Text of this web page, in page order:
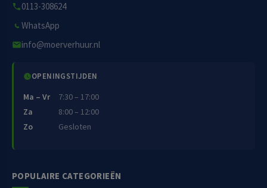
0113-308624
WhatsApp
info@moerverhuur.nl
OPENINGSTIJDEN
Ma – Vr
7:30 – 17:00
Za
8:00 – 12:00
Zo
Gesloten
POPULAIRE CATEGORIEËN